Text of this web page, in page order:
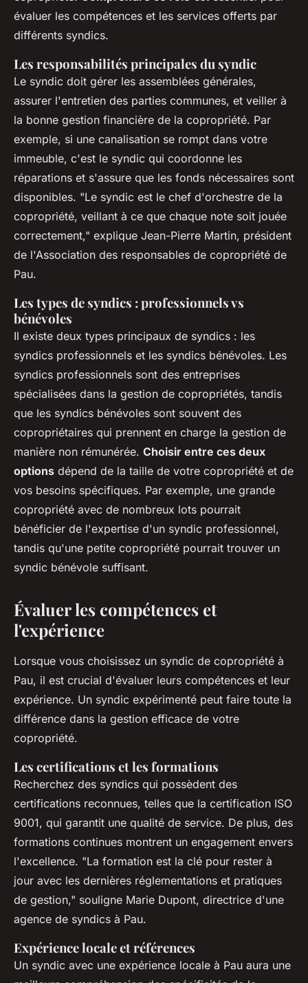
évaluer les compétences et les services offerts par
différents syndics.
Les responsabilités principales du syndic
Le syndic doit gérer les assemblées générales,
assurer l'entretien des parties communes, et veiller à
la bonne gestion financière de la copropriété. Par
exemple, si une canalisation se rompt dans votre
immeuble, c'est le syndic qui coordonne les
réparations et s'assure que les fonds nécessaires sont
disponibles. "Le syndic est le chef d'orchestre de la
copropriété, veillant à ce que chaque note soit jouée
correctement," explique Jean-Pierre Martin, président
de l'Association des responsables de copropriété de
Pau.
Les types de syndics : professionnels vs
bénévoles
Il existe deux types principaux de syndics : les
syndics professionnels et les syndics bénévoles. Les
syndics professionnels sont des entreprises
spécialisées dans la gestion de copropriétés, tandis
que les syndics bénévoles sont souvent des
copropriétaires qui prennent en charge la gestion de
manière non rémunérée. Choisir entre ces deux
options dépend de la taille de votre copropriété et de
vos besoins spécifiques. Par exemple, une grande
copropriété avec de nombreux lots pourrait
bénéficier de l'expertise d'un syndic professionnel,
tandis qu'une petite copropriété pourrait trouver un
syndic bénévole suffisant.
Évaluer les compétences et
l'expérience
Lorsque vous choisissez un syndic de copropriété à
Pau, il est crucial d'évaluer leurs compétences et leur
expérience. Un syndic expérimenté peut faire toute la
différence dans la gestion efficace de votre
copropriété.
Les certifications et les formations
Recherchez des syndics qui possèdent des
certifications reconnues, telles que la certification ISO
9001, qui garantit une qualité de service. De plus, des
formations continues montrent un engagement envers
l'excellence. "La formation est la clé pour rester à
jour avec les dernières réglementations et pratiques
de gestion," souligne Marie Dupont, directrice d'une
agence de syndics à Pau.
Expérience locale et références
Un syndic avec une expérience locale à Pau aura une